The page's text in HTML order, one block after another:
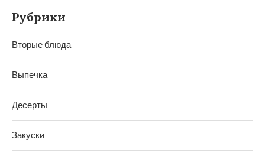
Рубрики
Вторые блюда
Выпечка
Десерты
Закуски